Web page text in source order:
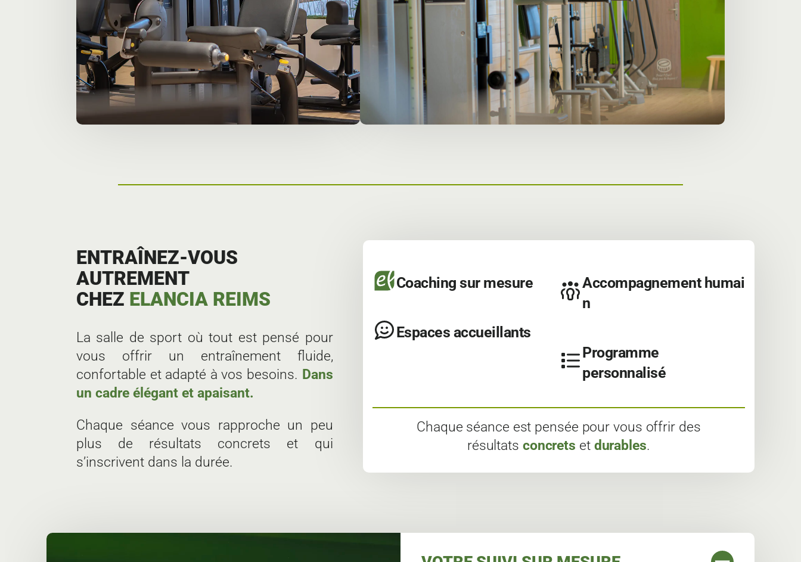
ENTRAÎNEZ-VOUS
AUTREMENT
CHEZ ELANCIA REIMS
La salle de sport où tout est pensé pour
vous offrir un entraînement fluide,
confortable et adapté à vos besoins. Dans
un cadre élégant et apaisant.
Chaque séance vous rapproche un peu
plus de résultats concrets et qui
s’inscrivent dans la durée.
Coaching sur mesure
Espaces accueillants
Accompagnement humai
n
Programme
personnalisé
Chaque séance est pensée pour vous offrir des
résultats concrets et durables.